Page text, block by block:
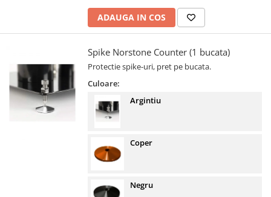
ADAUGA IN COS
Spike Norstone Counter (1 bucata)
Protectie spike-uri, pret pe bucata.
Culoare:
Argintiu
Coper
Negru